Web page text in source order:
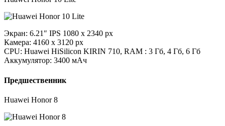
Экран: 6.21″ IPS 1080 x 2340 px
Камера: 4160 x 3120 px
CPU: Huawei HiSilicon KIRIN 710, RAM : 3 Гб, 4 Гб, 6 Гб
Аккумулятор: 3400 мАч
Предшественник
Huawei Honor 8